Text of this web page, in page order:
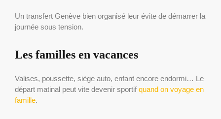
Un transfert Genève bien organisé leur évite de démarrer la
journée sous tension.
Les familles en vacances
Valises, poussette, siège auto, enfant encore endormi… Le
départ matinal peut vite devenir sportif quand on voyage en
famille.